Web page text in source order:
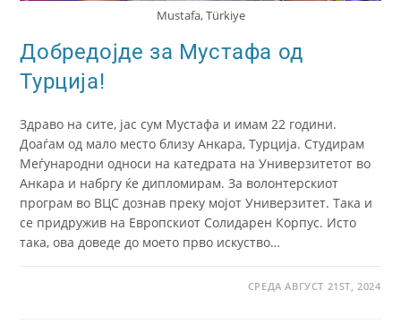
Mustafa, Türkiye
Добредојде за Мустафа од
Турција!
Здраво на сите, јас сум Мустафа и имам 22 години.
Доаѓам од мало место близу Анкара, Турција. Студирам
Меѓународни односи на катедрата на Универзитетот во
Анкара и набргу ќе дипломирам. За волонтерскиот
програм во ВЦС дознав преку мојот Универзитет. Така и
се придружив на Европскиот Солидарен Корпус. Исто
така, ова доведе до моето прво искуство…
СРЕДА АВГУСТ 21ST, 2024